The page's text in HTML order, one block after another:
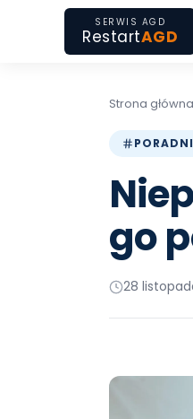
SERWIS AGD
RestartAGD
Strona główna
go
28